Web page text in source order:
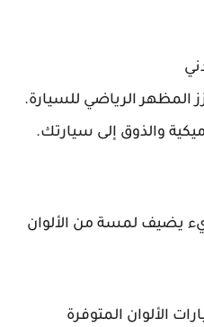
المظهر الرياضي للسيارة.
والذوق إلى سيارتك.
يضيف لمسة من الألوان
الألوان المتوفرة